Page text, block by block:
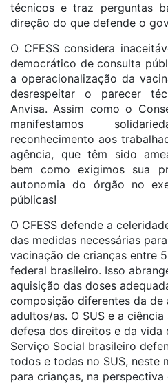
técnicos e traz perguntas
direção do que defende o
O CFESS considera
democrático de consulta
a operacionalização da
desrespeitar o parecer
Anvisa. Assim como o
manifestamos
reconhecimento aos
agência, que têm sido
bem como exigimos sua
autonomia do órgão no
públicas!
O CFESS defende a
das medidas necessárias
vacinação de crianças entre
federal brasileiro. Isso
aquisição das doses
composição diferentes da de
adultos/as. O SUS e a
defesa dos direitos e da vida
Serviço Social brasileiro
todos e todas no SUS, neste
para crianças, na